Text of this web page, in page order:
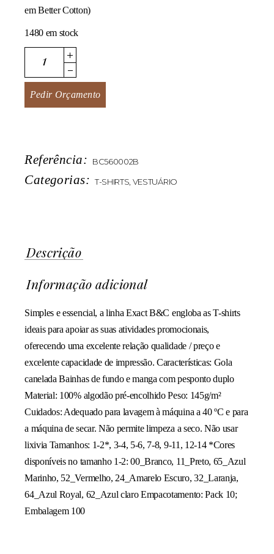
em Better Cotton)
1480 em stock
Exact 150 Kids quantity
Pedir Orçamento
Referência: BC560002B
Categorias: T-SHIRTS, VESTUÁRIO
Descrição
Informação adicional
Simples e essencial, a linha Exact B&C engloba as T-shirts
ideais para apoiar as suas atividades promocionais,
oferecendo uma excelente relação qualidade / preço e
excelente capacidade de impressão. Características: Gola
canelada Bainhas de fundo e manga com pesponto duplo
Material: 100% algodão pré-encolhido Peso: 145g/m²
Cuidados: Adequado para lavagem à máquina a 40 ºC e para
a máquina de secar. Não permite limpeza a seco. Não usar
lixivia Tamanhos: 1-2*, 3-4, 5-6, 7-8, 9-11, 12-14 *Cores
disponíveis no tamanho 1-2: 00_Branco, 11_Preto, 65_Azul
Marinho, 52_Vermelho, 24_Amarelo Escuro, 32_Laranja,
64_Azul Royal, 62_Azul claro Empacotamento: Pack 10;
Embalagem 100